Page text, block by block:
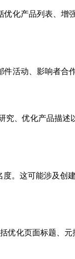
化产品列表、
活动、影响者
、优化产品描
。这可能涉及
优化页面标题、